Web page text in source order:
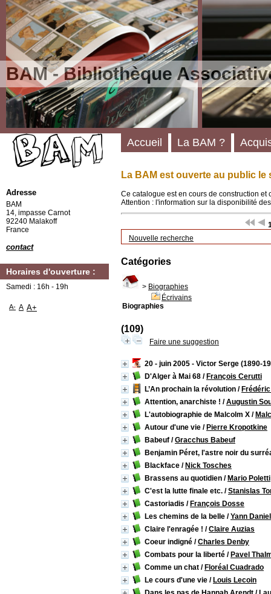
BAM - Bibliothèque
La BAM est ouverte au public le
Ce catalogue est en cours de construction
Attention : l'information sur la disponibilité
Nouvelle recherche
Catégories
> Biographies
Écrivains
Biographies
(109)
Faire une suggestion
20 - juin 2005 - Victor Serge (1890-
D'Alger à Mai 68 / François Cerutti
L’An prochain la révolution /
Attention, anarchiste ! /Augustin
L'autobiographie de Malcolm X /
Autour d'une vie / Pierre Kropotkine
Babeuf /Gracchus Babeuf
Benjamin Péret, l'astre noir du
Blackface / Nick Tosches
Brassens au quotidien / Mario Poletti
C'est la lutte finale etc. /Stanislas
Castoriadis / François Dosse
Les chemins de la belle /Yann Daniel
Claire l'enragée ! /Claire Auzias
Coeur indigné /Charles Denby
Combats pour la liberté / Pavel
Comme un chat / Floréal Cuadrado
Le cours d'une vie / Louis Lecoin
Accueil La BAM ?
Adresse
BAM
14, impasse Carnot
92240 Malakoff
France
contact
Horaires d'ouverture :
Samedi : 16h - 19h
A- A A+